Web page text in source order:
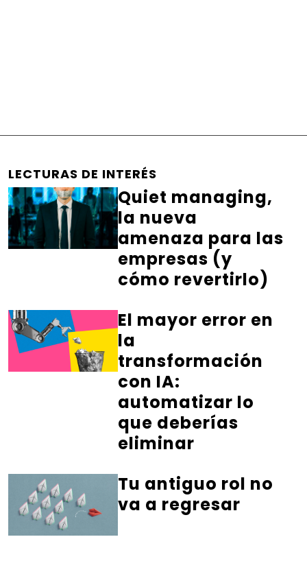
LECTURAS DE INTERÉS
Quiet managing,
la nueva
amenaza para las
empresas (y
cómo revertirlo)
El mayor error en
la
transformación
con IA:
automatizar lo
que deberías
eliminar
Tu antiguo rol no
va a regresar